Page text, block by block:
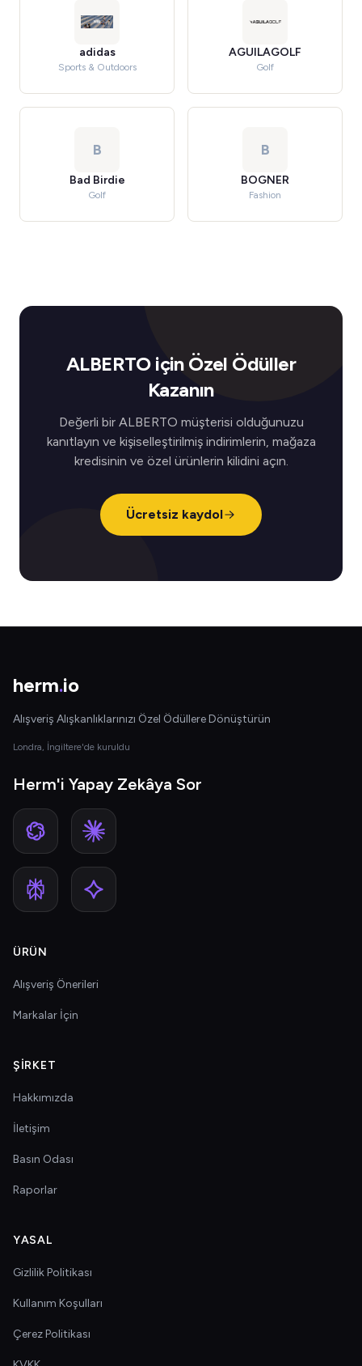
adidas
Sports & Outdoors
AGUILAGOLF
Golf
B
Bad Birdie
Golf
B
BOGNER
Fashion
ALBERTO için Özel Ödüller
Kazanın
Değerli bir ALBERTO müşterisi olduğunuzu
kanıtlayın ve kişiselleştirilmiş indirimlerin, mağaza
kredisinin ve özel ürünlerin kilidini açın.
Ücretsiz kaydol
herm.io
Alışveriş Alışkanlıklarınızı Özel Ödüllere Dönüştürün
Londra, İngiltere'de kuruldu
Herm'i Yapay Zekâya Sor
ÜRÜN
Alışveriş Önerileri
Markalar İçin
ŞIRKET
Hakkımızda
İletişim
Basın Odası
Raporlar
YASAL
Gizlilik Politikası
Kullanım Koşulları
Çerez Politikası